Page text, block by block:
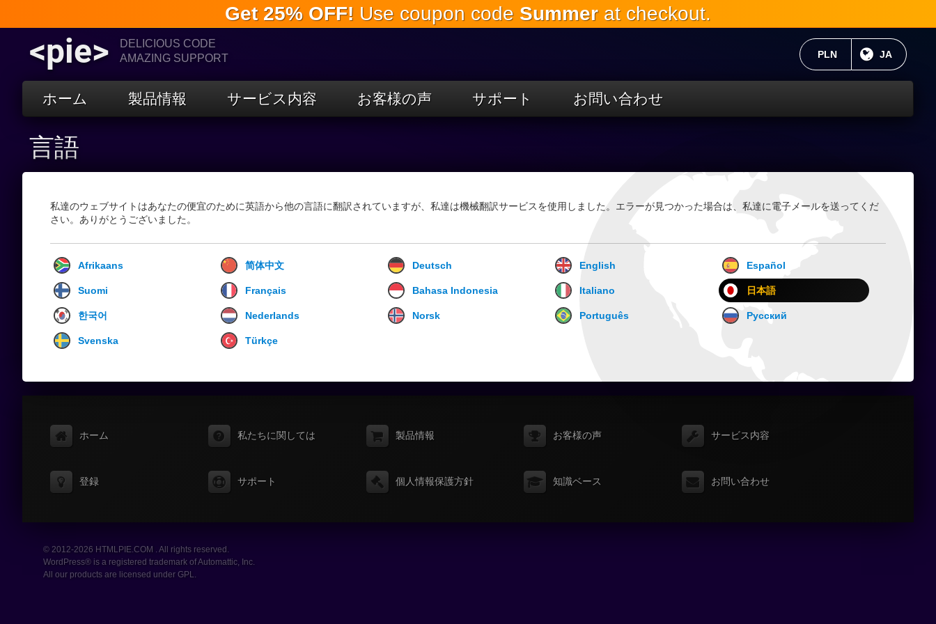
本
文
ッ
プ
Get 25% OFF! Use coupon code Summerat checkout.
<pie>
DELICIOUS CODE
AMAZING SUPPORT
現在の言語
JA
現在の通貨：
PLN
ホーム 製品情報 サービス内容 お客様の声 サポート お問い合わせ
言語
私達のウェブサイトはあなたの便宜のために英語から他の言語に翻訳されていますが、私達は機械翻訳サービスを使用しました。エラーが見つかった場合は、私達に電子メールを送ってくだ
さい。ありがとうございました。
Afrikaans 简体中文 Deutsch English Español
Suomi Français Bahasa Indonesia Italiano 日本語
한국어 Nederlands Norsk Português Русский
Svenska Türkçe
ホーム 私たちに関しては 製品情報 お客様の声 サービス内容
登録 サポート 個人情報保護方針 知識ベース お問い合わせ
© 2012-2026 HTMLPIE.COM . All rights reserved.
WordPress® is a registered trademark of Automattic, Inc.
All our products are licensed under GPL.